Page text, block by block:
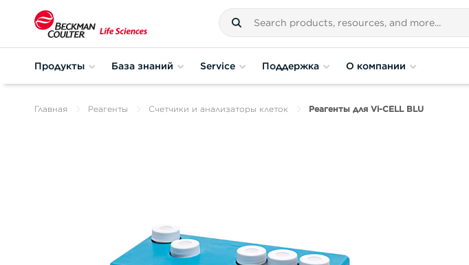
Продукты База знаний Service Поддержка О компании
Главная Реагенты Счетчики и анализаторы клеток Реагенты для Vi-CELL BLU